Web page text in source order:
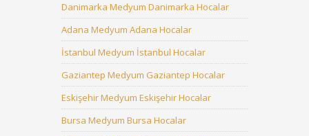
Danimarka Medyum Danimarka Hocalar
Adana Medyum Adana Hocalar
İstanbul Medyum İstanbul Hocalar
Gaziantep Medyum Gaziantep Hocalar
Eskişehir Medyum Eskişehir Hocalar
Bursa Medyum Bursa Hocalar